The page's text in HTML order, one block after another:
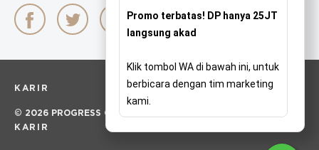
KARIR
© 2026 PROGRESS GROUP. ALL RIGHTS RESERVED
KARIR
Promo terbatas! DP hanya 25JT
langsung akad
Klik tombol WA di bawah ini, untuk
berbicara dengan tim marketing
kami.